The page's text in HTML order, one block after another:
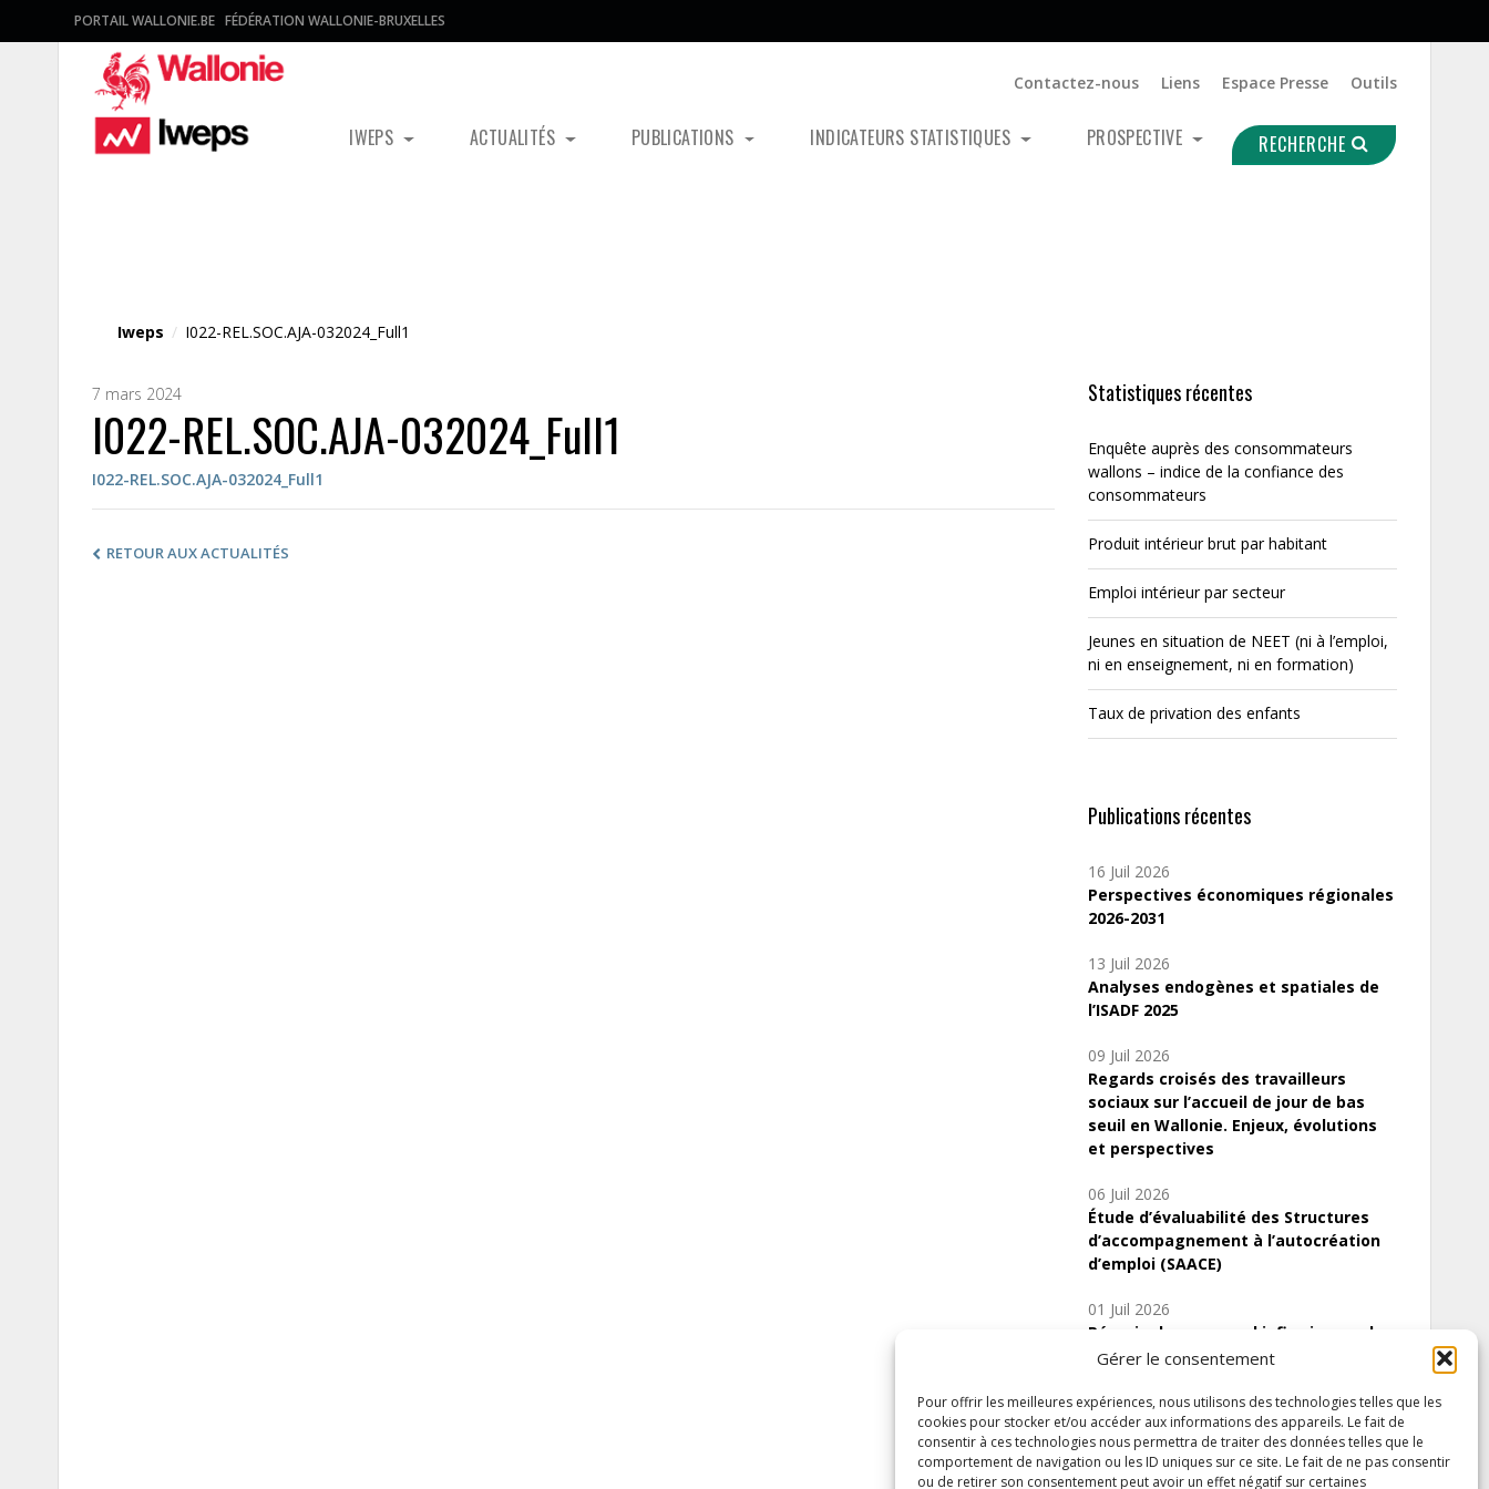
Gérer le consentement
Pour offrir les meilleures expériences, nous utilisons des technologies telles que les
cookies pour stocker et/ou accéder aux informations des appareils. Le fait de
consentir à ces technologies nous permettra de traiter des données telles que le
comportement de navigation ou les ID uniques sur ce site. Le fait de ne pas consentir
ou de retirer son consentement peut avoir un effet négatif sur certaines
PORTAIL WALLONIE.BE FÉDÉRATION WALLONIE-BRUXELLES
Contactez-nous Liens Espace Presse Outils
IWEPS ACTUALITÉS PUBLICATIONS INDICATEURS STATISTIQUES PROSPECTIVE RECHERCHE
Iweps / I022-REL.SOC.AJA-032024_Full1
7 mars 2024
I022-REL.SOC.AJA-032024_Full1
I022-REL.SOC.AJA-032024_Full1
RETOUR AUX ACTUALITÉS
Statistiques récentes
Enquête auprès des consommateurs
wallons – indice de la confiance des
consommateurs
Produit intérieur brut par habitant
Emploi intérieur par secteur
Jeunes en situation de NEET (ni à l’emploi,
ni en enseignement, ni en formation)
Taux de privation des enfants
Publications récentes
16 Juil 2026
Perspectives économiques régionales
2026-2031
13 Juil 2026
Analyses endogènes et spatiales de
l’ISADF 2025
09 Juil 2026
Regards croisés des travailleurs
sociaux sur l’accueil de jour de bas
seuil en Wallonie. Enjeux, évolutions
et perspectives
06 Juil 2026
Étude d’évaluabilité des Structures
d’accompagnement à l’autocréation
d’emploi (SAACE)
01 Juil 2026
Pénurie du personnel infirmier :quels
indicateurs d’offre de soins pour
Inscrivez-vous à notre newsletter